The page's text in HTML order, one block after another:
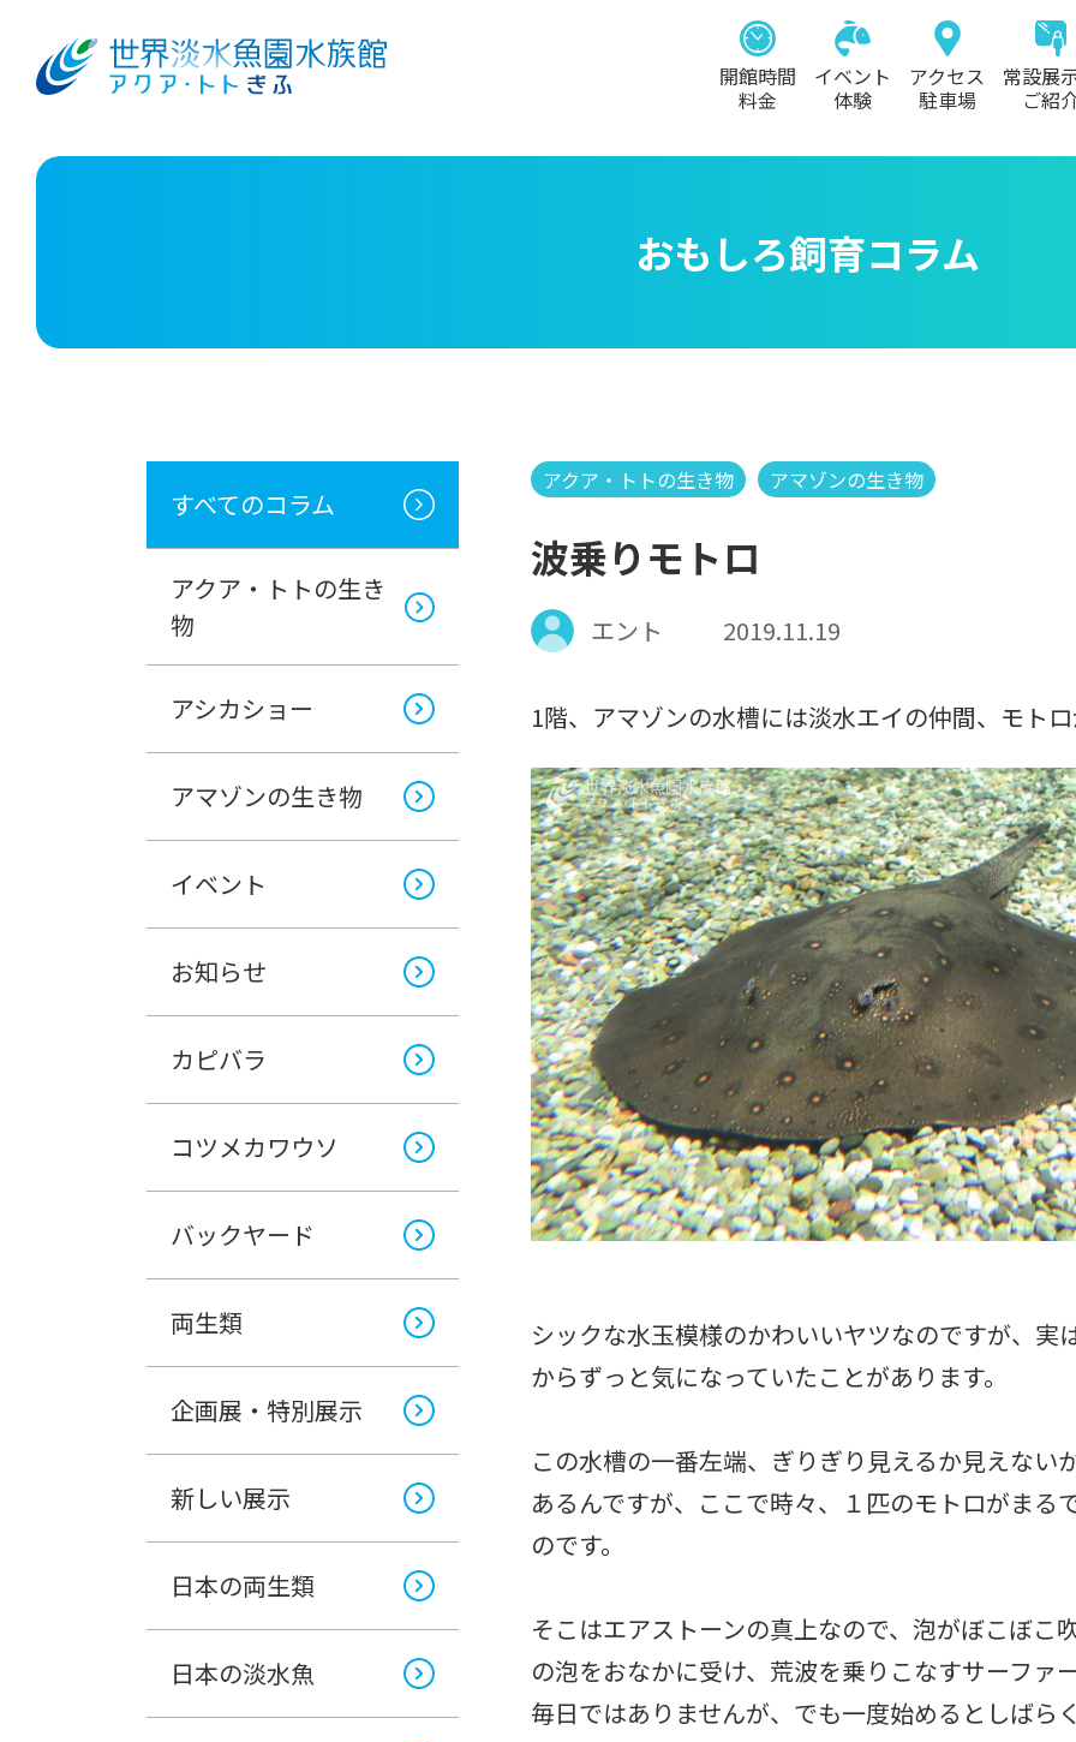
開館時間
料金
イベント
体験
アクセス
駐車場
常設展
ご紹
おもしろ飼育コラム
すべてのコラム
アクア・トトの生き
物
アシカショー
アマゾンの生き物
イベント
お知らせ
カピバラ
コツメカワウソ
バックヤード
両生類
企画展・特別展示
新しい展示
日本の両生類
日本の淡水魚
アクア・トトの生き物 アマゾンの生き物
波乗りモトロ
エント 2019.11.19
1階、アマゾンの水槽には淡水エイの仲間、モト
シックな水玉模様のかわいいヤツなのですが、実
からずっと気になっていたことがあります。
この水槽の一番左端、ぎりぎり見えるか見えない
あるんですが、ここで時々、１匹のモトロがまる
のです。
そこはエアストーンの真上なので、泡がぼこぼこ
の泡をおなかに受け、荒波を乗りこなすサーファ
毎日ではありませんが、でも一度始めるとしばら